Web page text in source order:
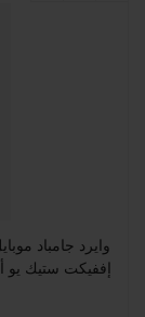
إففيكت ستيك يو